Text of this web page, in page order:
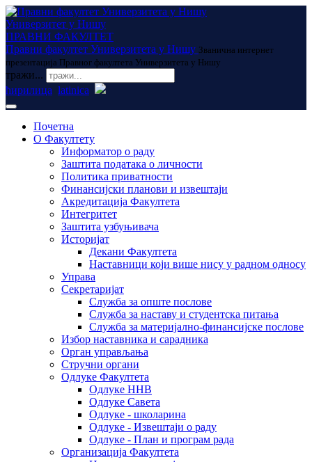
Универзитет у Нишу
ПРАВНИ ФАКУЛТЕТ
Правни факултет Универзитета у Нишу Званична интернет
презентација Правног факултета Универзитета у Нишу
тражи...
ћирилица latinica
Почетна
О Факултету
Информатор о раду
Заштита података о личности
Политика приватности
Финансијски планови и извештаји
Акредитација Факултета
Интегритет
Заштита узбуњивача
Историјат
Декани Факултета
Наставници који више нису у радном односу
Управа
Секретаријат
Служба за опште послове
Служба за наставу и студентска питања
Служба за материјално-финансијске послове
Избор наставника и сарадника
Oрган управљања
Стручни органи
Одлуке Факултета
Одлуке ННВ
Одлуке Савета
Одлуке - школарина
Одлуке - Извештаји о раду
Одлуке - План и програм рада
Организација Факултета